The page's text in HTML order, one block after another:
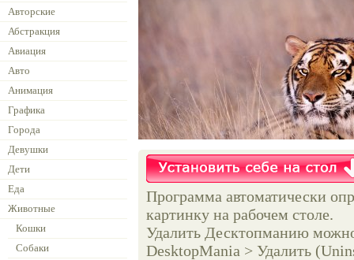
Авторские
Абстракция
Авиация
Авто
Анимация
Графика
Города
Девушки
Дети
Еда
Животные
Кошки
Собаки
Программа автоматически
картинку на рабочем столе.
Удалить Десктопманию
DesktopMania > Удалить